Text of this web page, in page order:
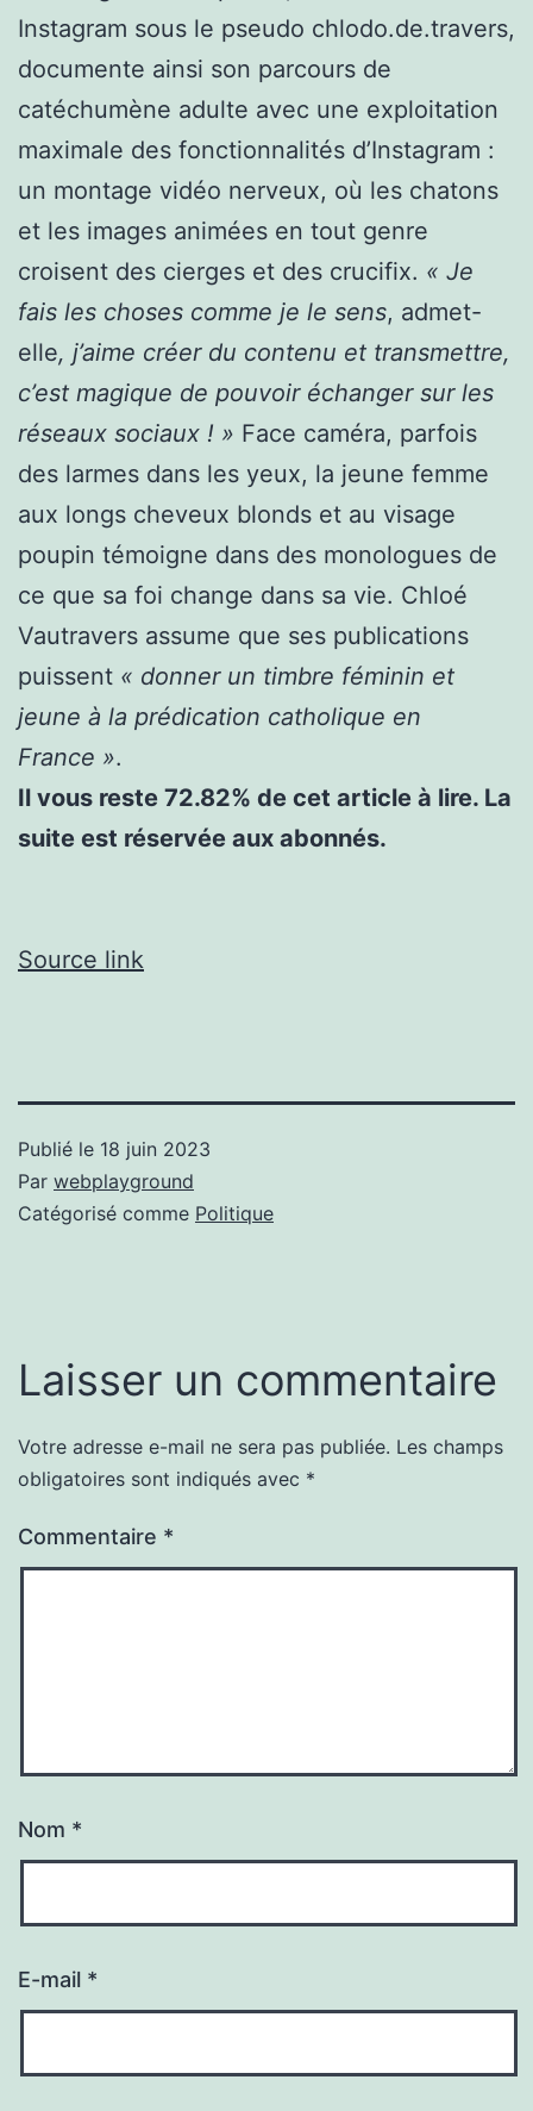
Instagram sous le pseudo chlodo.de.travers,
documente ainsi son parcours de
catéchumène adulte avec une exploitation
maximale des fonctionnalités d’Instagram :
un montage vidéo nerveux, où les chatons
et les images animées en tout genre
croisent des cierges et des crucifix. « Je
fais les choses comme je le sens, admet-
elle, j’aime créer du contenu et transmettre,
c’est magique de pouvoir échanger sur les
réseaux sociaux ! » Face caméra, parfois
des larmes dans les yeux, la jeune femme
aux longs cheveux blonds et au visage
poupin témoigne dans des monologues de
ce que sa foi change dans sa vie. Chloé
Vautravers assume que ses publications
puissent « donner un timbre féminin et
jeune à la prédication catholique en
France ».
Il vous reste 72.82% de cet article à lire. La
suite est réservée aux abonnés.
Source link
Publié le 18 juin 2023
Par webplayground
Catégorisé comme Politique
Laisser un commentaire
Votre adresse e-mail ne sera pas publiée. Les champs
obligatoires sont indiqués avec *
Commentaire *
Nom *
E-mail *